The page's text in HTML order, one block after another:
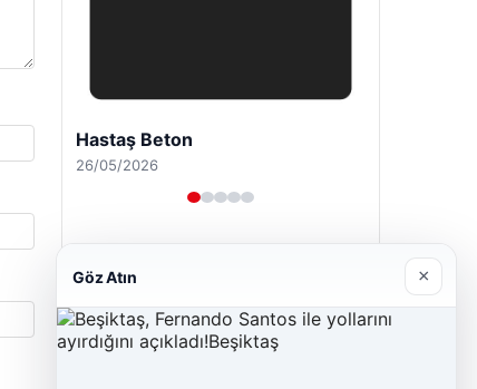
Prenses Night Club
29/04/2026
Göz Atın ×